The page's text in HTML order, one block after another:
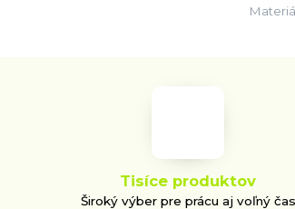
Tisíce produktov
Široký výber pre prácu aj voľný čas